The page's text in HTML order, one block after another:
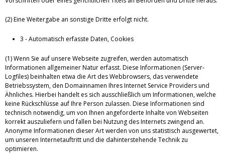
(2) Eine Weitergabe an sonstige Dritte erfolgt nicht.
3 - Automatisch erfasste Daten, Cookies
(1) Wenn Sie auf unsere Webseite zugreifen, werden automatisch
Informationen allgemeiner Natur erfasst. Diese Informationen (Server-
Logfiles) beinhalten etwa die Art des Webbrowsers, das verwendete
Betriebssystem, den Domainnamen Ihres Internet Service Providers und
Ähnliches. Hierbei handelt es sich ausschließlich um Informationen, welche
keine Rückschlüsse auf Ihre Person zulassen. Diese Informationen sind
technisch notwendig, um von Ihnen angeforderte Inhalte von Webseiten
korrekt auszuliefern und fallen bei Nutzung des Internets zwingend an.
Anonyme Informationen dieser Art werden von uns statistisch ausgewertet,
um unseren Internetauftritt und die dahinterstehende Technik zu
optimieren.